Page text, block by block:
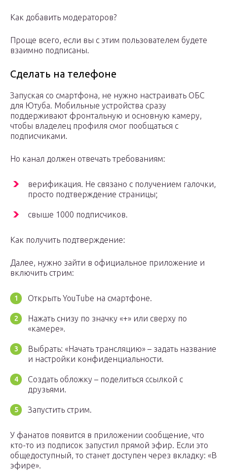
Как добавить модераторов?
Проще всего, если вы с этим пользователем будете
взаимно подписаны.
Сделать на телефоне
Запуская со смартфона, не нужно настраивать ОБС
для Ютуба. Мобильные устройства сразу
поддерживают фронтальную и основную камеру,
чтобы владелец профиля смог пообщаться с
подписчиками.
Но канал должен отвечать требованиям:
верификация. Не связано с получением галочки,
просто подтверждение страницы;
свыше 1000 подписчиков.
Как получить подтверждение:
Далее, нужно зайти в официальное приложение и
включить стрим:
Открыть YouTube на смартфоне.
Нажать снизу по значку «+» или сверху по
«камере».
Выбрать: «Начать трансляцию» – задать название
и настройки конфиденциальности.
Создать обложку – поделиться ссылкой с
друзьями.
Запустить стрим.
У фанатов появится в приложении сообщение, что
кто-то из подписок запустил прямой эфир. Если это
общедоступный, то станет доступен через вкладку: «В
эфире».